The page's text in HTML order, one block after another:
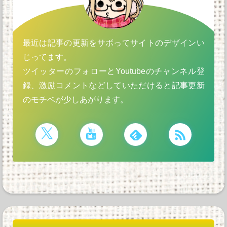
最近は記事の更新をサボってサイトのデザインい
じってます。
ツイッターのフォローとYoutubeのチャンネル登
録、激励コメントなどしていただけると記事更新
のモチベが少しあがります。